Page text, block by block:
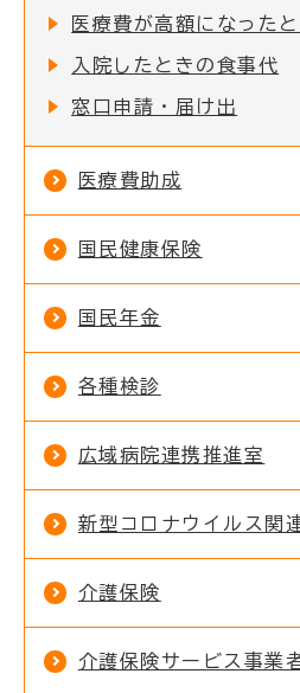
医療費が高額になったと
入院したときの食事代
窓口申請・届け出
医療費助成
国民健康保険
国民年金
各種検診
広域病院連携推進室
新型コロナウイルス関
介護保険
介護保険サービス事業